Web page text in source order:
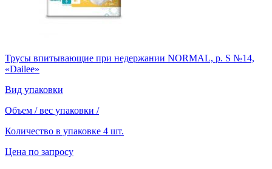
Трусы впитывающие при недержании NORMAL, р. S №14,
«Dailee»
Вид упаковки
Объем / вес упаковки /
Количество в упаковке 4 шт.
Цена по запросу